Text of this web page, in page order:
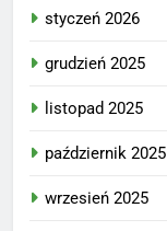
styczeń 2026
grudzień 2025
listopad 2025
październik 2025
wrzesień 2025